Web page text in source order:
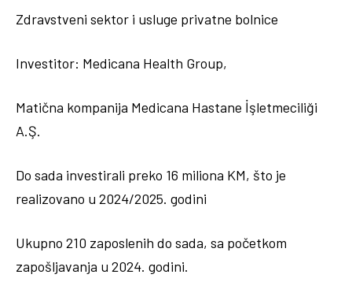
Zdravstveni sektor i usluge privatne bolnice
Investitor: Medicana Health Group,
Matična kompanija Medicana Hastane İşletmeciliği
A.Ş.
Do sada investirali preko 16 miliona KM, što je
realizovano u 2024/2025. godini
Ukupno 210 zaposlenih do sada, sa početkom
zapošljavanja u 2024. godini.